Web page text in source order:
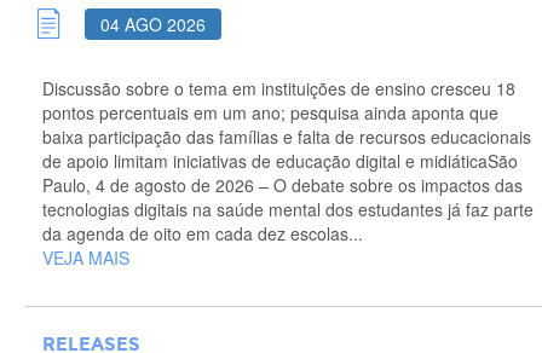
04 AGO 2026
Discussão sobre o tema em instituições de ensino cresceu 18
pontos percentuais em um ano; pesquisa ainda aponta que
baixa participação das famílias e falta de recursos educacionais
de apoio limitam iniciativas de educação digital e midiáticaSão
Paulo, 4 de agosto de 2026 – O debate sobre os impactos das
tecnologias digitais na saúde mental dos estudantes já faz parte
da agenda de oito em cada dez escolas...
VEJA MAIS
RELEASES